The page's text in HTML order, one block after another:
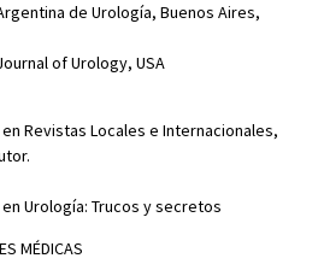
de Urología, Buenos Aires,
of Urology, USA
Revistas Locales e Internacionales,
Urología: Trucos y secretos
MÉDICAS